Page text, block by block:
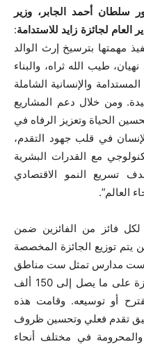
سلطان أحمد الجابر، وزير
العام لجائزة زايد للاستدامة:
مهمتها بترسيخ إرث الوالد
طيب الله ثراه، والبناء
والإنسانية الشاملة
ومن خلال دعم المشاريع
الحياة وتعزيز الرفاه في
في قلب جهود التقدم،
مع القدرات البشرية
تسريع النمو الاقتصادي
العالم”.
لكل فائز من الفائزين ضمن
توزيع الجائزة المخصصة
ست مدارس تمثل ست مناطق
عالمية، حيث تحصل كل مدرسة فائزة على ما يصل إلى 150 ألف
أو توسيعه. وقامت هذه
تقدم فعلي وتحسين ظروف
في مختلف أنحاء